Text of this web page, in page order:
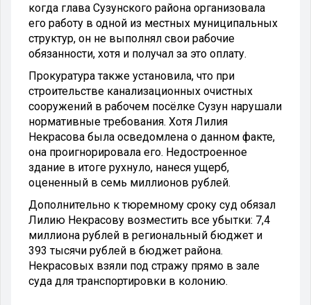
когда глава Сузунского района организовала
его работу в одной из местных муниципальных
структур, он не выполнял свои рабочие
обязанности, хотя и получал за это оплату.
Прокуратура также установила, что при
строительстве канализационных очистных
сооружений в рабочем посёлке Сузун нарушали
нормативные требования. Хотя Лилия
Некрасова была осведомлена о данном факте,
она проигнорировала его. Недостроенное
здание в итоге рухнуло, нанеся ущерб,
оцененный в семь миллионов рублей.
Дополнительно к тюремному сроку суд обязал
Лилию Некрасову возместить все убытки: 7,4
миллиона рублей в региональный бюджет и
393 тысячи рублей в бюджет района.
Некрасовых взяли под стражу прямо в зале
суда для транспортировки в колонию.